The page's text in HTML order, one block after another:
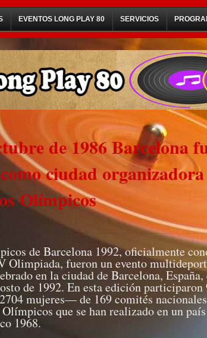
EVENTOS LONG PLAY 80 SERVICIOS
de 1986 Barcelona
ciudad
Olímpicos
de Barcelona 1992, oficialmente
Olimpiada, fueron un evento
en la ciudad de Barcelona,
de 1992. En esta edición
mujeres— de 169 comités
Olímpicos que se han realizado en un
1968.